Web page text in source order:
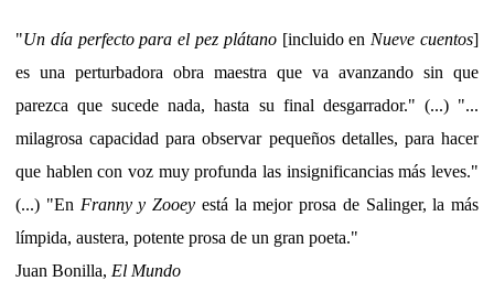
"Un día perfecto para el pez plátano[incluido en Nueve cuentos]
es una perturbadora obra maestra que va avanzando sin que
parezca que sucede nada, hasta su final desgarrador." (...) "...
milagrosa capacidad para observar pequeños detalles, para hacer
que hablen con voz muy profunda las insignificancias más leves."
(...) "En Franny y Zooey está la mejor prosa de Salinger, la más
límpida, austera, potente prosa de un gran poeta."
Juan Bonilla, El Mundo